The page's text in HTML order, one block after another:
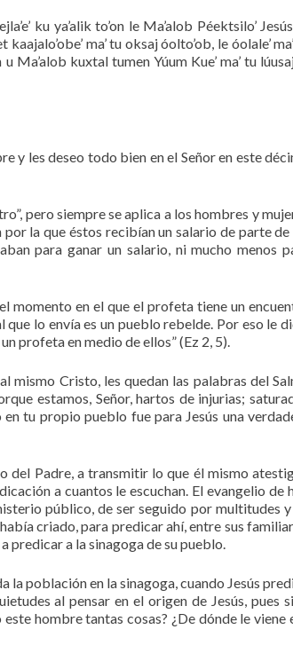
ku ya’alik to’on le Ma’alob Péektsilo’
ma’ tu oksaj óolto’ob, le óolale’
Ma’alob kuxtal tumen Yúum Kue’ ma’ tu
y les deseo todo bien en el Señor en este
pero siempre se aplica a los hombres y
la que éstos recibían un salario de parte de
para ganar un salario, ni mucho menos
momento en el que el profeta tiene un
lo envía es un pueblo rebelde. Por eso le
profeta en medio de ellos” (Ez 2, 5).
mismo Cristo, les quedan las palabras del
estamos, Señor, hartos de injurias;
tu propio pueblo fue para Jesús una
del Padre, a transmitir lo que él mismo
a cuantos le escuchan. El evangelio de
público, de ser seguido por multitudes
criado, para predicar ahí, entre sus
predicar a la sinagoga de su pueblo.
la población en la sinagoga, cuando Jesús
al pensar en el origen de Jesús, pues
hombre tantas cosas? ¿De dónde le viene